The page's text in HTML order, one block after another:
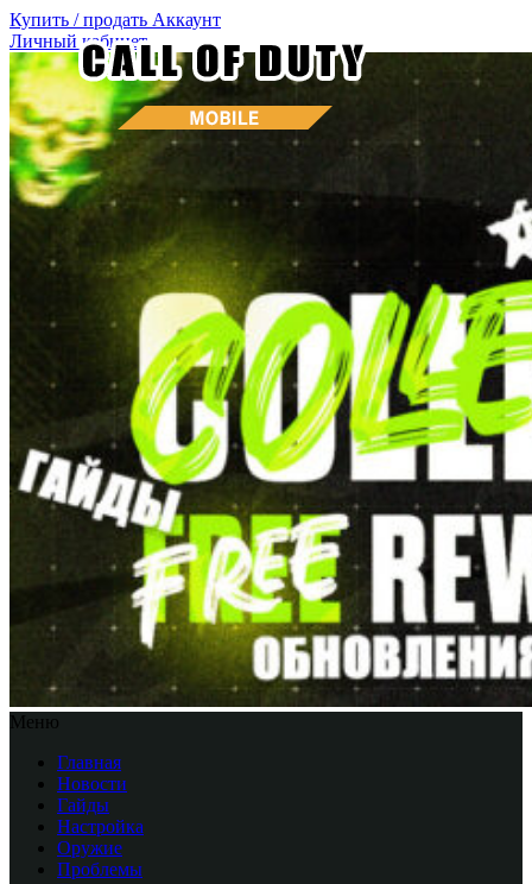
Купить / продать Аккаунт
Личный кабинет
Меню
Главная
Новости
Гайды
Настройка
Оружие
Проблемы